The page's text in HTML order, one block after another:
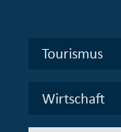
Tourismus
Wirtschaft